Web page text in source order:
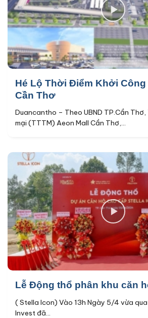
Hé Lộ Thời Điểm Khởi Công
Cần Thơ
Duancantho – Theo UBND TP.Cần
mại (TTTM) Aeon Mall Cần Thơ,...
Lễ Động thổ phân khu căn
( Stella Icon) Vào 13h Ngày 5/4 vừa
Invest đã...